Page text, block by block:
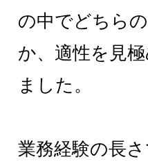
の中でどちら
か、適性を見
ました。
業務経験の長